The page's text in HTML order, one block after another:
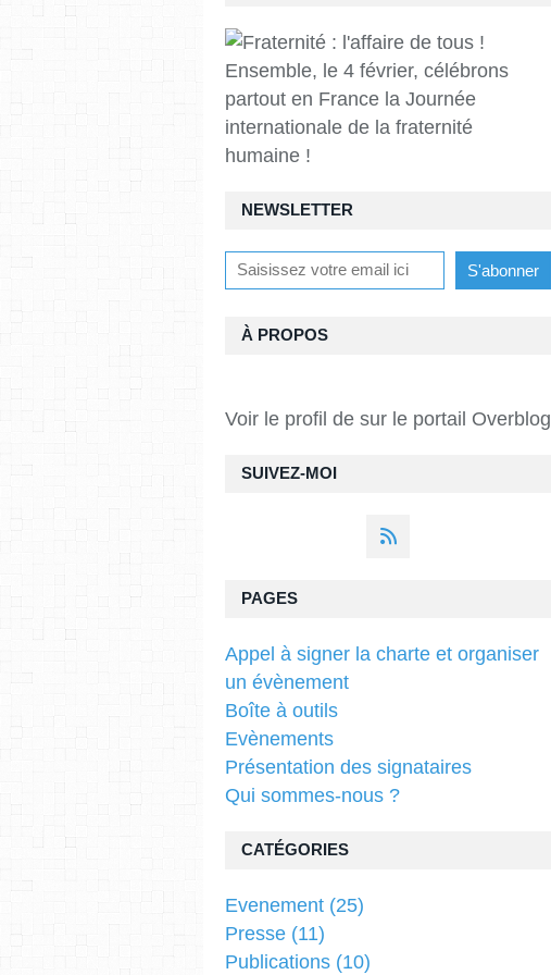
NEWSLETTER
SUIVEZ-MOI
Ensemble, le 4 février, célébrons
partout en France la Journée
internationale de la fraternité
humaine !
À PROPOS
Voir le profil de sur le portail Overblog
PAGES
Appel à signer la charte et organiser
un évènement
Boîte à outils
Evènements
Présentation des signataires
Qui sommes-nous ?
CATÉGORIES
Evenement (25)
Presse (11)
Publications (10)